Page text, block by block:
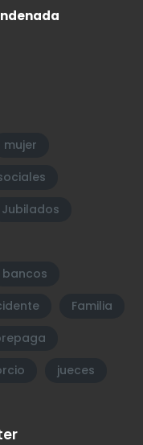
mujer
Jubilados
bancos
Familia
jueces